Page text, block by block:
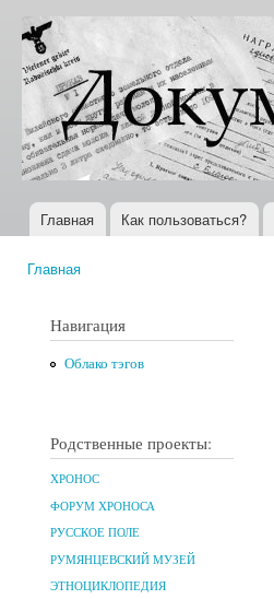
Документы
XX века
Всемирная
история в
Интернете
Главное меню
Главная Как пользоваться?
Главная
Навигация
Облако тэгов
Родственные проекты:
ХРОНОС
ФОРУМ ХРОНОСА
РУССКОЕ ПОЛЕ
РУМЯНЦЕВСКИЙ МУЗЕЙ
ЭТНОЦИКЛОПЕДИЯ